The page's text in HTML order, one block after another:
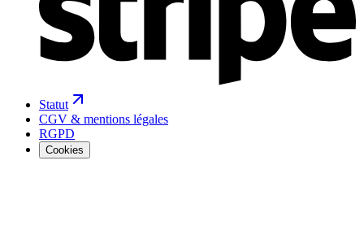
Statut
CGV & mentions légales
RGPD
Cookies